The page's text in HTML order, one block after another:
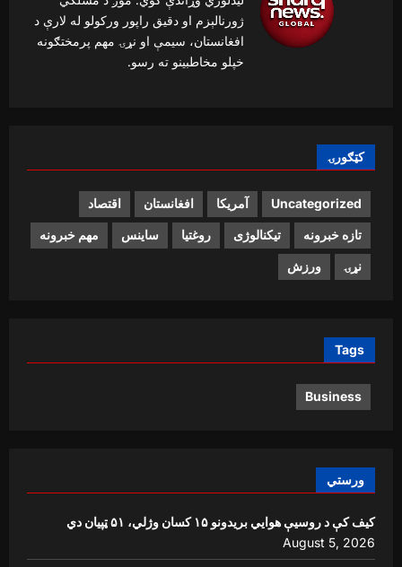
ژورنالېزم او دقیق راپور ورکولو له لارې د
افغانستان، سیمې او نړۍ مهم پرمختګونه
خپلو مخاطبینو ته رسو.
کټګورۍ
Uncategorized آمریکا افغانستان اقتصاد
تازه خبرونه تیکنالوژی روغتیا ساینس مهم خبرونه
نړۍ ورزش
Tags
Business
ورستي
کیف کې د روسیې هوايي بریدونو ۱۵ کسان وژلي، ۵۱ ټپیان دي
August 5, 2026